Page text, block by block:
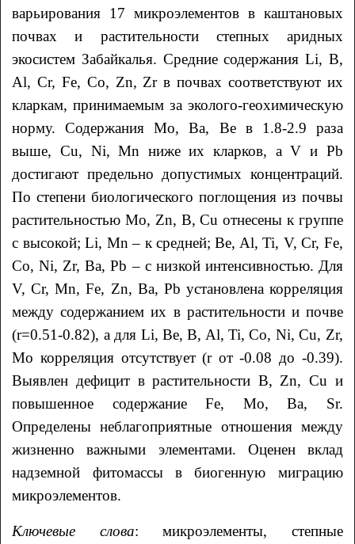
варьирования 17 микроэлементов в каштановых
почвах и растительности степных аридных
экосистем Забайкалья. Средние содержания Li, B,
Al, Cr, Fe, Co, Zn, Zr в почвах соответствуют их
кларкам, принимаемым за эколого-геохимическую
норму. Содержания Mo, Ba, Be в 1.8-2.9 раза
выше, Cu, Ni, Mn ниже их кларков, а V и Pb
достигают предельно допустимых концентраций.
По степени биологического поглощения из почвы
растительностью Мо, Zn, B, Cu отнесены к группе
с высокой; Li, Mn – к средней; Be, Al, Ti, V, Cr, Fe,
Co, Ni, Zr, Ba, Pb – с низкой интенсивностью. Для
V, Cr, Mn, Fe, Zn, Ba, Pb установлена корреляция
между содержанием их в растительности и почве
(r=0.51-0.82), а для Li, Be, B, Al, Ti, Co, Ni, Cu, Zr,
Mo корреляция отсутствует (r от -0.08 до -0.39).
Выявлен дефицит в растительности B, Zn, Cu и
повышенное содержание Fe, Mo, Ba, Sr.
Определены неблагоприятные отношения между
жизненно важными элементами. Оценен вклад
надземной фитомассы в биогенную миграцию
микроэлементов.
Ключевые слова: микроэлементы, степные